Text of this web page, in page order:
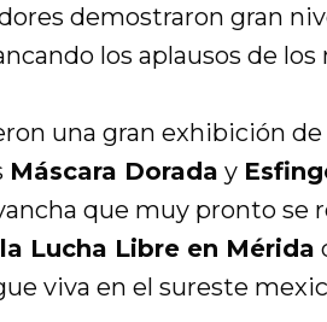
demostraron gran
los aplausos de los
una gran exhibición de
Máscara Dorada y
que muy pronto se
Lucha Libre en Mérida
viva en el sureste